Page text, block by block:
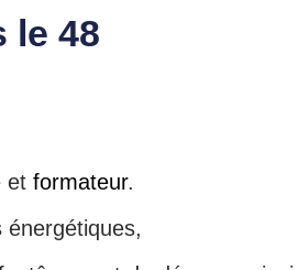
le 48
et formateur.
énergétiques,